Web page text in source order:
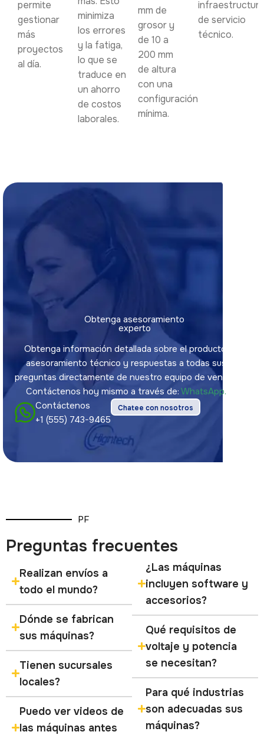
permite
gestionar
más
proyectos
al día.
minimiza
los errores
y la fatiga,
lo que se
traduce en
un ahorro
de costos
laborales.
mm de
grosor y
de 10 a
200 mm
de altura
con una
configuración
mínima.
infraestructura
de servicio
técnico.
Obtenga asesoramiento
experto
Obtenga información detallada sobre el producto,
asesoramiento técnico y respuestas a todas sus
preguntas directamente de nuestro equipo de ventas.
Contáctenos hoy mismo a través de:WhatsApp.
Contáctenos
+1 (555) 743-9465
Chatee con nosotros
PF
Preguntas frecuentes
Realizan envíos a
todo el mundo?
Dónde se fabrican
sus máquinas?
Tienen sucursales
locales?
Puedo ver videos de
las máquinas antes
¿Las máquinas
incluyen software y
accesorios?
Qué requisitos de
voltaje y potencia
se necesitan?
Para qué industrias
son adecuadas sus
máquinas?